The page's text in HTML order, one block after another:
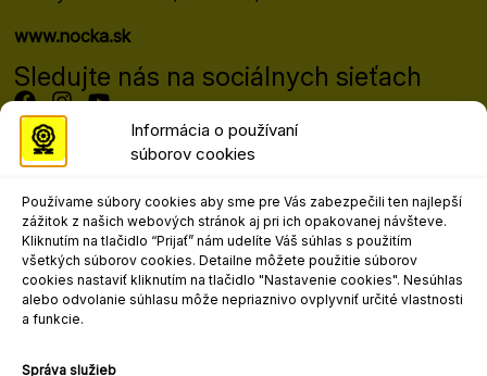
Informácia o používaní
súborov cookies
Používame súbory cookies aby sme pre Vás zabezpečili ten najlepší
zážitok z našich webových stránok aj pri ich opakovanej návšteve.
Kliknutím na tlačidlo “Prijať” nám udelíte Váš súhlas s použitím
všetkých súborov cookies. Detailne môžete použitie súborov
cookies nastaviť kliknutím na tlačidlo "Nastavenie cookies". Nesúhlas
alebo odvolanie súhlasu môže nepriaznivo ovplyvniť určité vlastnosti
a funkcie.
Správa služieb
www.nocka.sk
Sledujte nás na sociálnych sieťach
Programový riaditeľ festivalu
matej.mosko@nocka.sk
+421 908 303 617
Kontakt pre marketing, propagáciu a
médiá
ludovit.andrejo@nocka.sk